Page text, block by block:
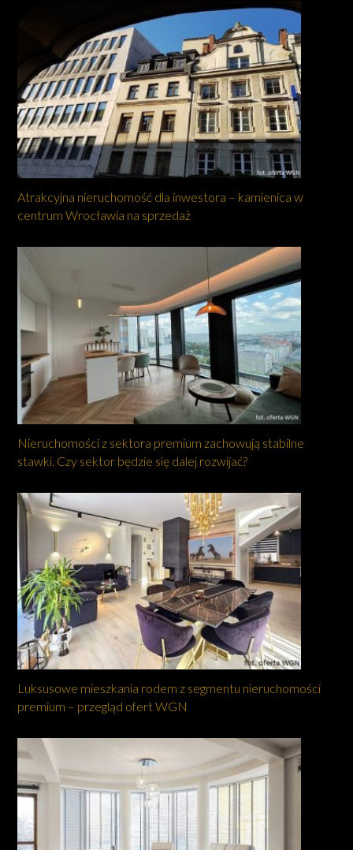
Atrakcyjna nieruchomość dla inwestora – kamienica w
centrum Wrocławia na sprzedaż
Nieruchomości z sektora premium zachowują stabilne
stawki. Czy sektor będzie się dalej rozwijać?
Luksusowe mieszkania rodem z segmentu nieruchomości
premium – przegląd ofert WGN